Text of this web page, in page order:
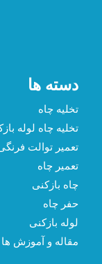
دسته ها
تخلیه چاه
تخلیه چاه لوله
تعمیر توالت
تعمیر چاه
چاه بازکنی
حفر چاه
لوله بازکنی
مقاله و آموزش